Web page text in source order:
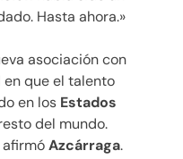
Hasta ahora.»
asociación con
que el talento
en los Estados
del mundo.
afirmóAzcárraga.